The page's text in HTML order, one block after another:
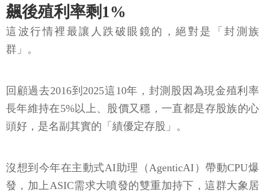
飆後殖利率剩1%
這波行情裡最讓人跌破眼鏡的，絕對是「封測族
群」。
回顧過去2016到2025這10年，封測股因為現金殖利率
長年維持在5%以上、股價又穩，一直都是存股族的心
頭好，是名副其實的「績優定存股」。
沒想到今年在主動式AI助理（AgenticAI）帶動CPU爆
發，加上ASIC需求大噴發的雙重加持下，這群大象居